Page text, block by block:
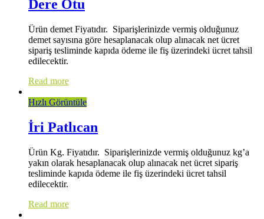
Dere Otu
Ürün demet Fiyatıdır. Siparişlerinizde vermiş olduğunuz
demet sayısına göre hesaplanacak olup alınacak net ücret
sipariş tesliminde kapıda ödeme ile fiş üzerindeki ücret tahsil
edilecektir.
Read more
Hızlı Görüntüle
İri Patlıcan
Ürün Kg. Fiyatıdır. Siparişlerinizde vermiş olduğunuz kg’a
yakın olarak hesaplanacak olup alınacak net ücret sipariş
tesliminde kapıda ödeme ile fiş üzerindeki ücret tahsil
edilecektir.
Read more